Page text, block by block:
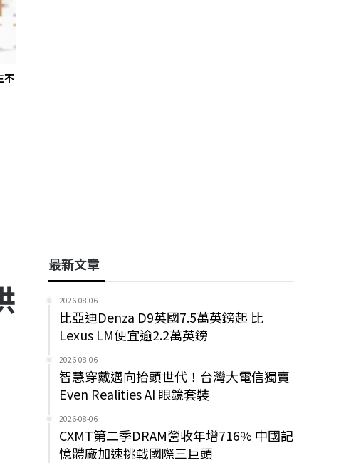
不